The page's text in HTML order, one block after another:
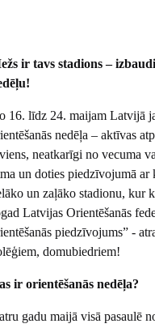
ir tavs stadions –
16. līdz 24. maijam Latvijā
nedēļa – aktīvas
neatkarīgi no vecuma
un doties piedzīvojumā ar
un zaļāko stadionu, kur
Latvijas Orientēšanās
piedzīvojums” -
domubiedriem!
ir orientēšanās nedēļa?
gadu maijā visā pasaulē